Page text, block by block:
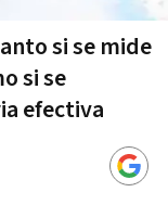
si se mide
si se
efectiva